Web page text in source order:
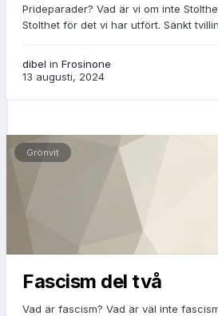
Prideparader? Vad är vi om inte
Stolthet för det vi har utfört. Sänkt
dibel in Frosinone
13 augusti, 2024
Grönvit
Fascism del två
Vad är fascism? Vad är väl inte